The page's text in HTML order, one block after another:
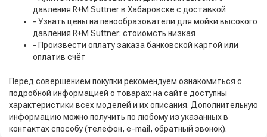
давления R+M Suttner в Хабаровске с доставкой
- Узнать цены на пенообразователи для мойки высокого
давления R+M Suttner: стоиомсть низкая
- Произвести оплату заказа банковской картой или
оплатив счёт
Перед совершением покупки рекомендуем ознакомиться с
подробной информацией о товарах: на сайте доступны
характеристики всех моделей и их описания. Дополнительную
информацию можно получить по любому из указанных в
контактах способу (телефон, e-mail, обратный звонок).